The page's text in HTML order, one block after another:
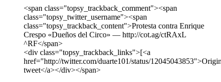
<span class="topsy_trackback_comment"><span
class="topsy_twitter_username"><span
class="topsy_trackback_content">Protesta contra Enrique
Crespo «Dueños del Circo» ― http://cot.ag/ctRAxL
^RF</span>
<div class="topsy_trackback_links">[<a
href="http://twitter.com/duarte101/status/
tweet</a></div></span>